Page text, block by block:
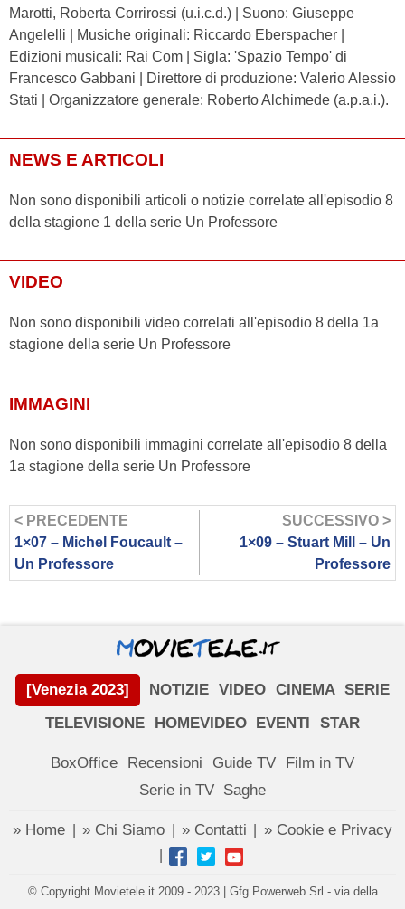
Marotti, Roberta Corrirossi (u.i.c.d.) | Suono: Giuseppe
Angelelli | Musiche originali: Riccardo Eberspacher |
Edizioni musicali: Rai Com | Sigla: 'Spazio Tempo' di
Francesco Gabbani | Direttore di produzione: Valerio Alessio
Stati | Organizzatore generale: Roberto Alchimede (a.p.a.i.).
NEWS E ARTICOLI
Non sono disponibili articoli o notizie correlate all'episodio 8
della stagione 1 della serie Un Professore
VIDEO
Non sono disponibili video correlati all'episodio 8 della 1a
stagione della serie Un Professore
IMMAGINI
Non sono disponibili immagini correlate all'episodio 8 della
1a stagione della serie Un Professore
< PRECEDENTE
1×07 – Michel Foucault –
Un Professore
SUCCESSIVO >
1×09 – Stuart Mill – Un
Professore
[Venezia 2023] NOTIZIE VIDEO CINEMA SERIE
TELEVISIONE
HOMEVIDEO EVENTI STAR
BoxOffice Recensioni Guide TV
Film in TV
Serie in TV Saghe
» Home » Chi Siamo » Contatti » Cookie e Privacy
© Copyright Movietele.it 2009 - 2023 | Gfg Powerweb Srl - via della